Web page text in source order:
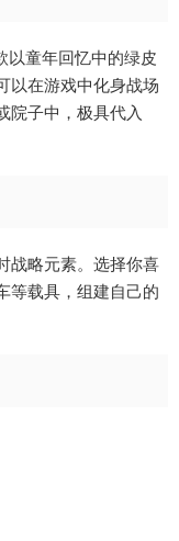
以童年回忆中的绿皮
以在游戏中化身战场
院子中，极具代入
战略元素。选择你喜
等载具，组建自己的